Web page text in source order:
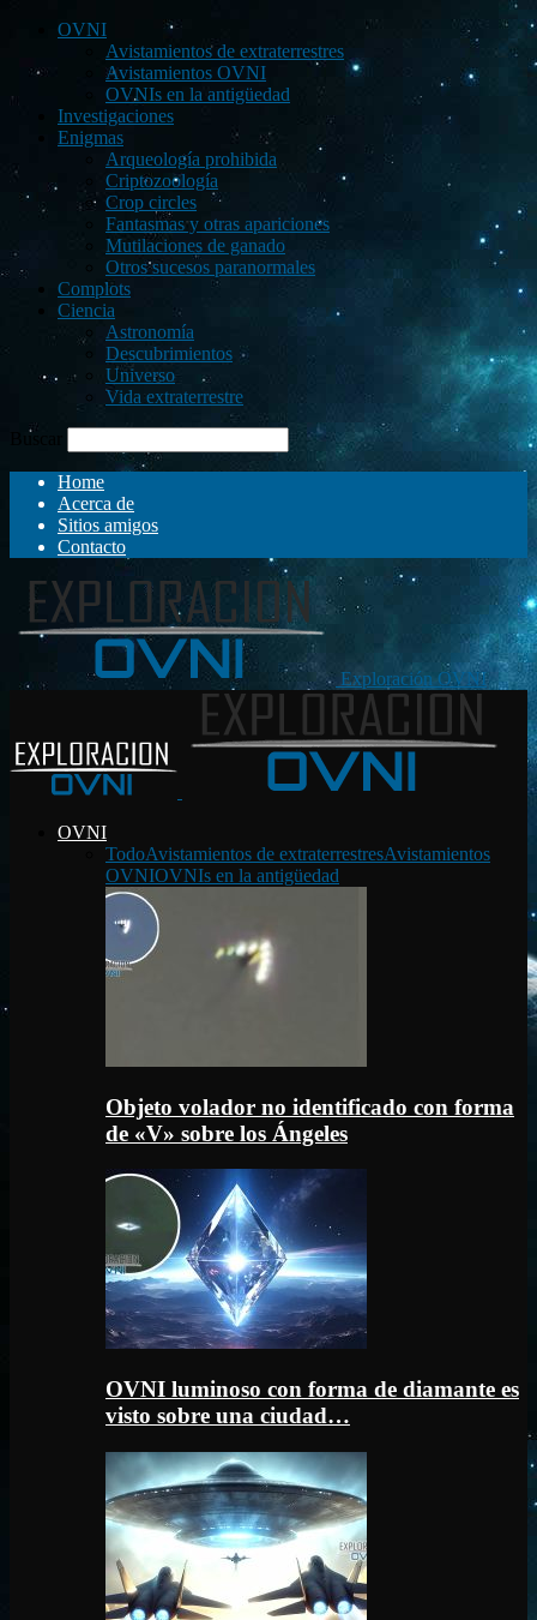
OVNI
Avistamientos de extraterrestres
Avistamientos OVNI
OVNIs en la antigüedad
Investigaciones
Enigmas
Arqueología prohibida
Criptozoología
Crop circles
Fantasmas y otras apariciones
Mutilaciones de ganado
Otros sucesos paranormales
Complots
Ciencia
Astronomía
Descubrimientos
Universo
Vida extraterrestre
Buscar
Home
Acerca de
Sitios amigos
Contacto
Exploración OVNI
OVNI
TodoAvistamientos de extraterrestresAvistamientos
OVNIOVNIs en la antigüedad
Objeto volador no identificado con forma
de «V» sobre los Ángeles
OVNI luminoso con forma de diamante es
visto sobre una ciudad…